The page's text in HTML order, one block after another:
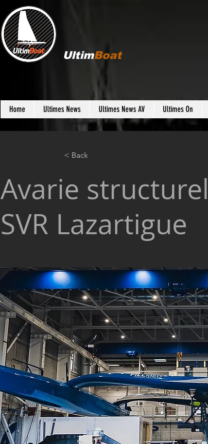
UltimBoat
Home Ultimes News Ultimes News AV Ultimes On
< Back
Avarie
SVR Lazartigue